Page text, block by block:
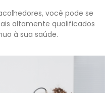
você pode se
altamente qualificados
à sua saúde.